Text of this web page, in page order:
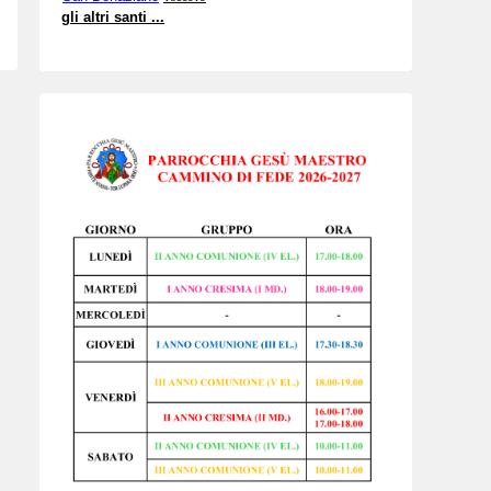
gli altri santi ...